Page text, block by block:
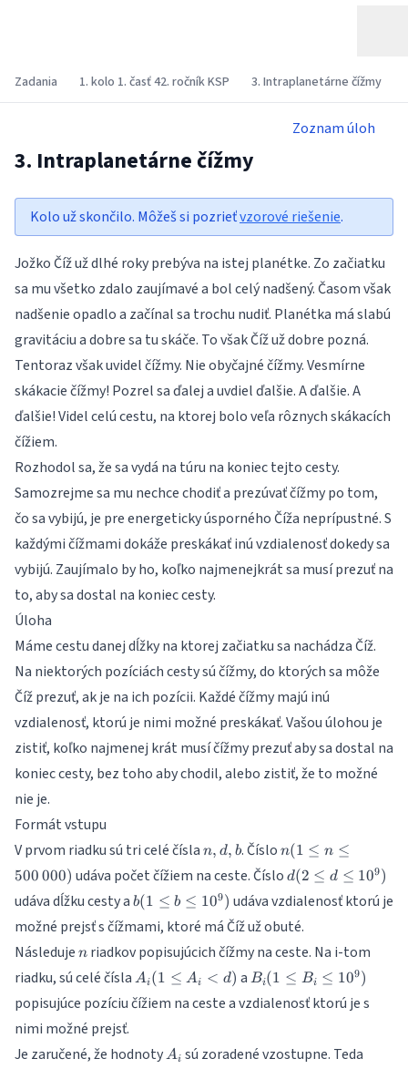
Zadania 1. kolo 1. časť 42. ročník KSP 3. Intraplanetárne čížmy
Zoznam úloh
3. Intraplanetárne čížmy
Kolo už skončilo. Môžeš si pozrieťvzorové riešenie.
Jožko Číž už dlhé roky prebýva na istej planétke. Zo začiatku
sa mu všetko zdalo zaujímavé a bol celý nadšený. Časom však
nadšenie opadlo a začínal sa trochu nudiť. Planétka má slabú
gravitáciu a dobre sa tu skáče. To však Číž už dobre pozná.
Tentoraz však uvidel čížmy. Nie obyčajné čížmy. Vesmírne
skákacie čížmy! Pozrel sa ďalej a uvdiel ďalšie. A ďalšie. A
ďalšie! Videl celú cestu, na ktorej bolo veľa rôznych skákacích
čížiem.
Rozhodol sa, že sa vydá na túru na koniec tejto cesty.
Samozrejme sa mu nechce chodiť a prezúvať čížmy po tom,
čo sa vybijú, je pre energeticky úsporného Číža neprípustné. S
každými čížmami dokáže preskákať inú vzdialenosť dokedy sa
vybijú. Zaujímalo by ho, koľko najmenejkrát sa musí prezuť na
to, aby sa dostal na koniec cesty.
Úloha
Máme cestu danej dĺžky na ktorej začiatku sa nachádza Číž.
Na niektorých pozíciách cesty sú čížmy, do ktorých sa môže
Číž prezuť, ak je na ich pozícii. Každé čížmy majú inú
vzdialenosť, ktorú je nimi možné preskákať. Vašou úlohou je
zistiť, koľko najmenej krát musí čížmy prezuť aby sa dostal na
koniec cesty, bez toho aby chodil, alebo zistiť, že to možné
nie je.
Formát vstupu
V prvom riadku sú tri celé čísla n,
b
n, d, b. Číslo n (1 \leq
n \leq
500\,000)
n(1 ≤ n ≤
500 000) udáva počet čížiem na ceste. Číslo d (2
\leq
d
\leq
10^9)
d(2 ≤ d ≤ 109)
udáva dĺžku cesty a b (1
\leq
b
\leq
10^9)
b(1 ≤ b ≤ 109) udáva vzdialenosť ktorú je
možné prejsť s čížmami, ktoré má Číž už obuté.
Následuje n
n riadkov popisujúcich čížmy na ceste. Na i-tom
riadku, sú celé čísla A_i
(1
\leq
<
Ai(1 ≤ Ai < d) a B_i
\leq
\leq
Bi(1 ≤ Bi ≤ 109)
popisujúce pozíciu čížiem na ceste a vzdialenosť ktorú je s
nimi možné prejsť.
Je zaručené, že hodnoty A_i
Ai sú zoradené vzostupne. Teda